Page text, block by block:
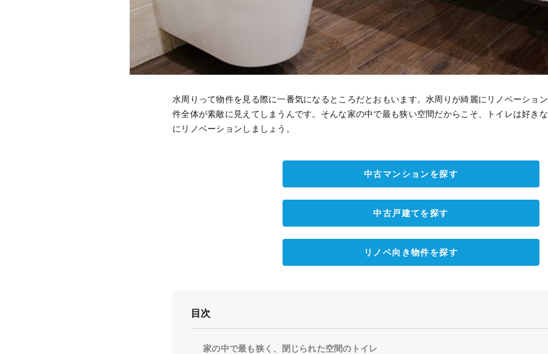
水周りって物件を見る際に一番気になるところだとおもいます。水周りが綺麗にリノベーショ
件全体が素敵に見えてしまうんです。そんな家の中で最も狭い空間だからこそ、トイレは好き
にリノベーションしましょう。
中古マンションを探す
中古戸建てを探す
リノベ向き物件を探す
目次
家の中で最も狭く、閉じられた空間のトイレ